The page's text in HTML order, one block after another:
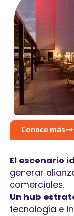
Un hub
tecnología e
El escenario
generar
comerciales.
Conoce más